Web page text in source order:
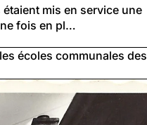
mis en service une
fois en pl…
écoles communales des